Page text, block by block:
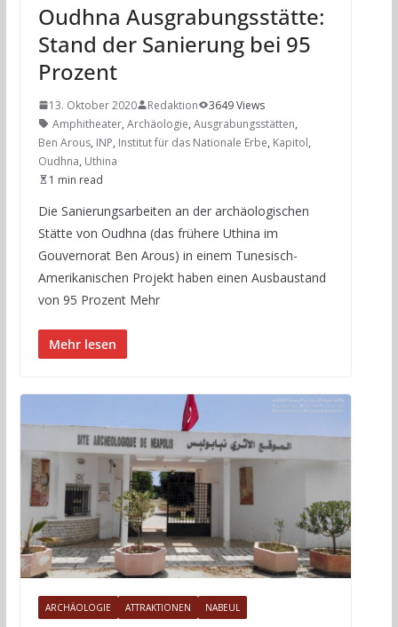
Oudhna Ausgrabungsstätte:
Stand der Sanierung bei 95
Prozent
13. Oktober 2020 Redaktion
3649 Views
Amphitheater, Archäologie, Ausgrabungsstätten,
Ben Arous, INP, Institut für das Nationale Erbe, Kapitol,
Oudhna, Uthina
1 min read
Die Sanierungsarbeiten an der archäologischen
Stätte von Oudhna (das frühere Uthina im
Gouvernorat Ben Arous) in einem Tunesisch-
Amerikanischen Projekt haben einen Ausbaustand
von 95 Prozent Mehr
Mehr lesen
ARCHÄOLOGIE ATTRAKTIONEN NABEUL